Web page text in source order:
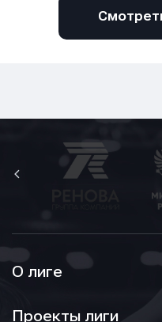
О лиге
Проекты лиги